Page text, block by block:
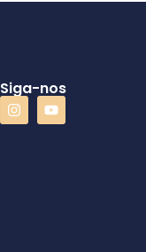
Siga-nos